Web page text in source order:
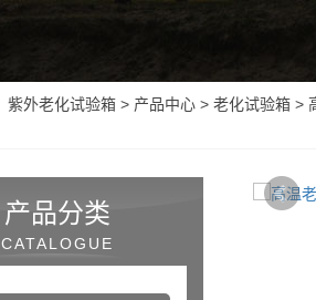
紫外老化试验箱 > 产品中心 > 老化试验箱 >
产品分类
CATALOGUE